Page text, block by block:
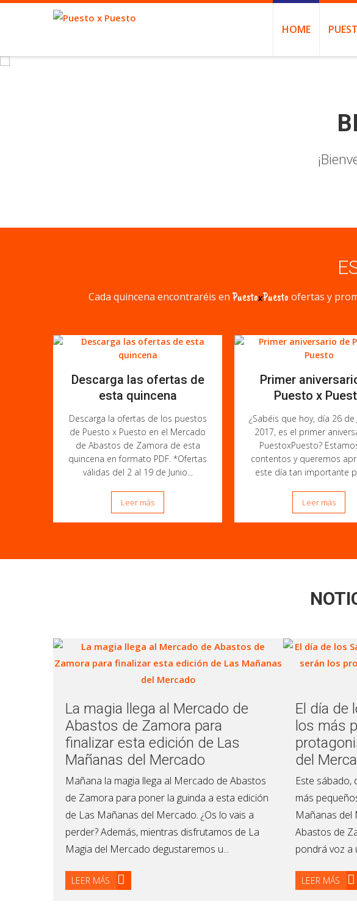
HOME
Cada quincena encontraréis enPuestoxPuesto ofertas y
Descarga las ofertas de
esta quincena
Descarga la ofertas de los puestos
de Puesto x Puesto en el Mercado
de Abastos de Zamora de esta
quincena en formato PDF. *Ofertas
válidas del 2 al 19 de Junio...
Leer más
Primer
Puesto x
¿Sabéis que hoy, día 26 de
2017, es el primer
PuestoxPuesto?
contentos y queremos
este día tan importante
Leer más
La magia llega al Mercado de
Abastos de Zamora para
finalizar esta edición de Las
Mañanas del Mercado
Mañana la magia llega al Mercado de Abastos
de Zamora para poner la guinda a esta edición
de Las Mañanas del Mercado. ¿Os lo vais a
perder? Además, mientras disfrutamos de La
Magia del Mercado degustaremos u...
LEER MÁS
El día de
los más
del
Este sábado,
más
Mañanas del
Abastos de
pondrá voz a
LEER MÁS